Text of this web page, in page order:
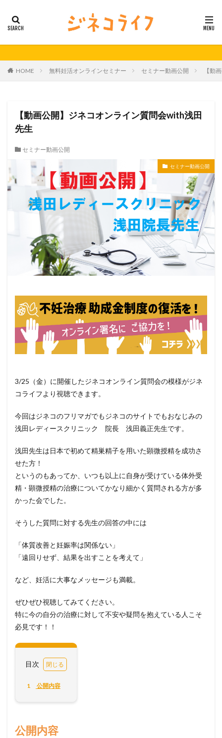
HOME 無料妊活オンラインセミナー セミナー動画公開 【動
【動画公開】ジネコオンライン質問会with浅田
先生
セミナー動画公開
セミナー動画公開
3/25（金）に開催したジネコオンライン質問会の模様がジネ
コライフより視聴できます。
今回はジネコのフリマガでもジネコのサイトでもおなじみの
浅田レディースクリニック 院長 浅田義正先生です。
浅田先生は日本で初めて精巣精子を用いた顕微授精を成功さ
せた方 ！
というのもあってか、いつも以上に自身が受けている体外受
精・顕微授精の治療についてかなり細かく質問される方が多
かった会でした。
そうした質問に対する先生の回答の中には
「体質改善と妊娠率は関係ない」
「遠回りせず、結果を出すことを考えて」
など、妊活に大事なメッセージも満載。
ぜひぜひ視聴してみてください。
特に今の自分の治療に対して不安や疑問を抱えている人こそ
必見です！！
目次
1 公開内容
公開内容
男性不妊